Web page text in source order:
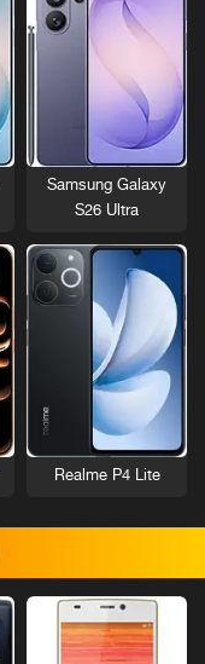
Samsung Galaxy
S26 Ultra
Realme P4 Lite